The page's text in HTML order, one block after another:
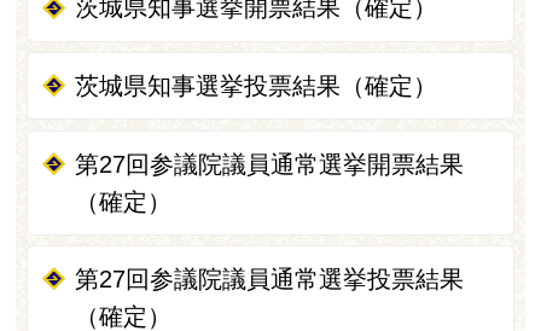
茨城県知事選挙開票結果（確定）
茨城県知事選挙投票結果（確定）
第27回参議院議員通常選挙開票結果
（確定）
第27回参議院議員通常選挙投票結果
（確定）